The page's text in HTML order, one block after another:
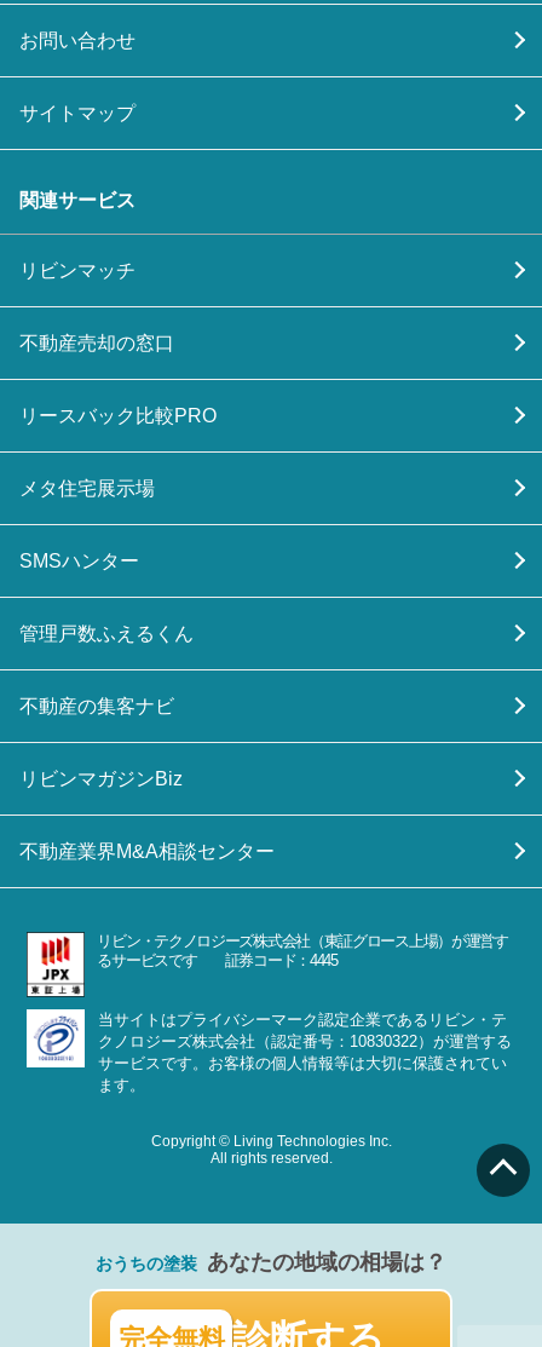
お問い合わせ
サイトマップ
関連サービス
リビンマッチ
不動産売却の窓口
リースバック比較PRO
メタ住宅展示場
SMSハンター
管理戸数ふえるくん
不動産の集客ナビ
リビンマガジンBiz
不動産業界M&A相談センター
リビン・テクノロジーズ株式会社（東証グロース上場）が運営す
るサービスです 証券コード：4445
当サイトはプライバシーマーク認定企業であるリビン・テ
クノロジーズ株式会社（認定番号：10830322）が運営する
サービスです。お客様の個人情報等は大切に保護されてい
ます。
Copyright © Living Technologies Inc.
All rights reserved.
おうちの塗装 あなたの地域の相場は？
完全無料